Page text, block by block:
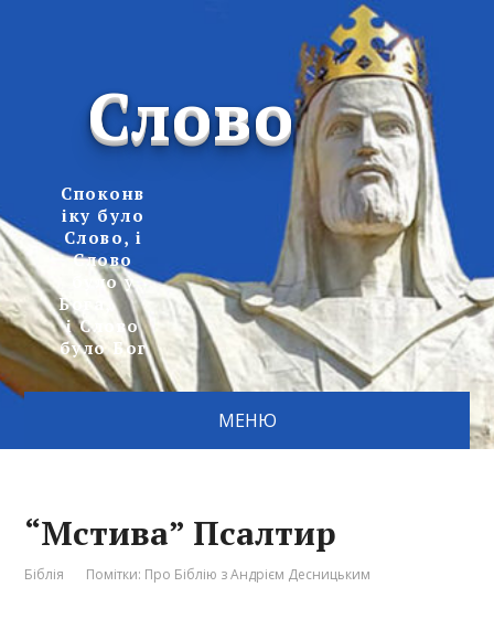
Слово
Споконв
іку було
Слово, і
Слово
було у
Бога,
і Слово
було Бог
МЕНЮ
“Мстива” Псалтир
Біблія Помітки: Про Біблію з Андрієм Десницьким